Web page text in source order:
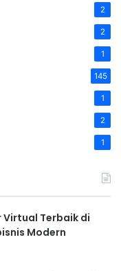
2
2
1
145
1
2
1
Virtual Terbaik di
Modern